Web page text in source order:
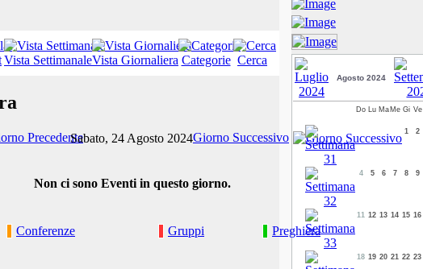
Vista SettimanaleVista Giornaliera Categorie Cerca
PrecedenteSabato, 24 Agosto 2024Giorno Successivo
Non ci sono Eventi in questo giorno.
Conferenze Gruppi
Preghiera
Agosto 2024
Do Lu Ma Me Gi Ve
1 2
4 5 6 7 8 9
11 12 13 14 15 16
18 19 20 21 22 23